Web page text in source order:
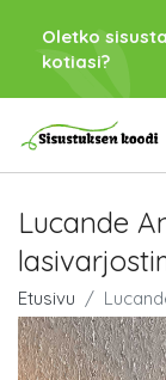
Oletko
kotiasi?
Lucande
Etusivu